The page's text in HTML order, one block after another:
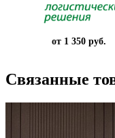
от 1 350 руб.
Связанные